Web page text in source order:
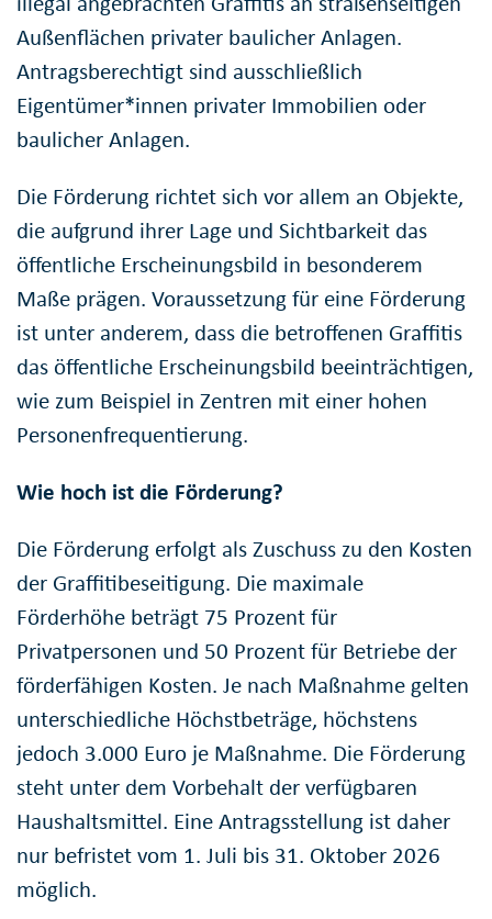
Außenflächen privater baulicher Anlagen.
Antragsberechtigt sind ausschließlich
Eigentümer*innen privater Immobilien oder
baulicher Anlagen.
Die Förderung richtet sich vor allem an Objekte,
die aufgrund ihrer Lage und Sichtbarkeit das
öffentliche Erscheinungsbild in besonderem
Maße prägen. Voraussetzung für eine Förderung
ist unter anderem, dass die betroffenen Graffitis
das öffentliche Erscheinungsbild beeinträchtigen,
wie zum Beispiel in Zentren mit einer hohen
Personenfrequentierung.
Wie hoch ist die Förderung?
Die Förderung erfolgt als Zuschuss zu den Kosten
der Graffitibeseitigung. Die maximale
Förderhöhe beträgt 75 Prozent für
Privatpersonen und 50 Prozent für Betriebe der
förderfähigen Kosten. Je nach Maßnahme gelten
unterschiedliche Höchstbeträge, höchstens
jedoch 3.000 Euro je Maßnahme. Die Förderung
steht unter dem Vorbehalt der verfügbaren
Haushaltsmittel. Eine Antragsstellung ist daher
nur befristet vom 1. Juli bis 31. Oktober 2026
möglich.